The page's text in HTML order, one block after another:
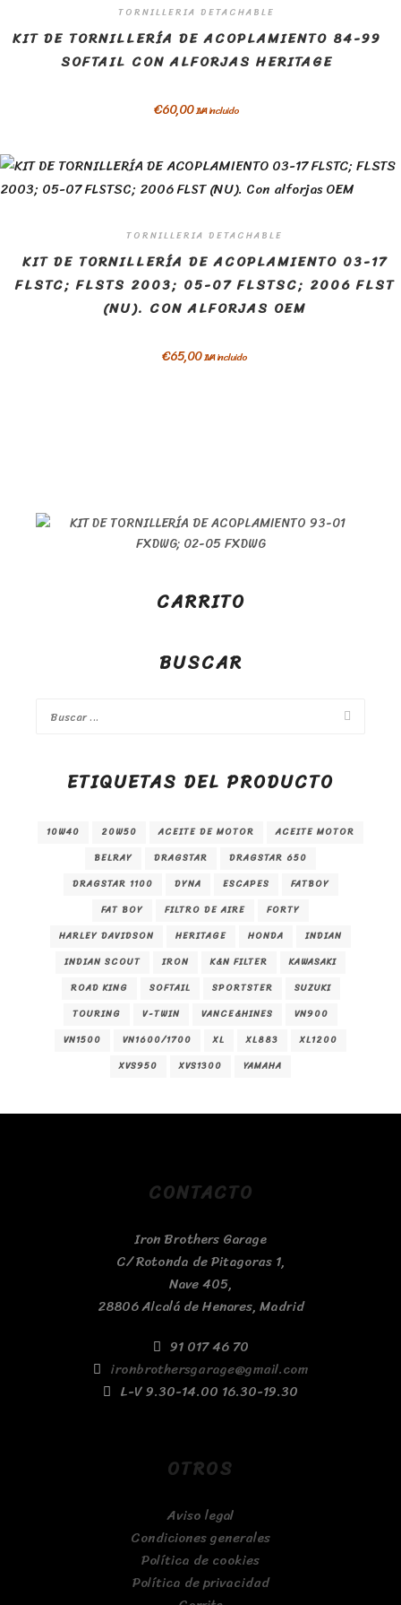
TORNILLERIA DETACHABLE
KIT DE TORNILLERÍA DE ACOPLAMIENTO 84-99
SOFTAIL CON ALFORJAS HERITAGE
€60,00IVA incluido
TORNILLERIA DETACHABLE
KIT DE TORNILLERÍA DE ACOPLAMIENTO 03-17
FLSTC; FLSTS 2003; 05-07 FLSTSC; 2006 FLST
(NU). CON ALFORJAS OEM
€65,00IVA incluido
CARRITO
BUSCAR
ETIQUETAS DEL PRODUCTO
10W40 20W50 ACEITE DE MOTOR
ACEITE MOTOR
BELRAY
DRAGSTAR
DRAGSTAR 650
DRAGSTAR 1100
DYNA ESCAPES
FATBOY
FAT BOY
FILTRO DE AIRE
FORTY
HARLEY DAVIDSON
HERITAGE HONDA
INDIAN
INDIAN SCOUT
IRON K&N FILTER
KAWASAKI
ROAD KING
SOFTAIL SPORTSTER
SUZUKI
TOURING
V-TWIN VANCE&HINES
VN900
VN1500
VN1600/1700 XL XL883
XL1200
XVS950
XVS1300 YAMAHA
CONTACTO
Iron Brothers Garage
C/ Rotonda de Pitagoras 1,
Nave 405,
28806 Alcalá de Henares, Madrid
91 017 46 70
ironbrothersgarage@gmail.com
L-V 9.30-14.00 16.30-19.30
OTROS
Aviso legal
Condiciones generales
Política de cookies
Política de privacidad